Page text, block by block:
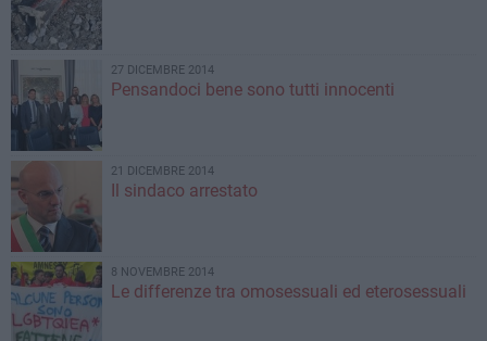
27 DICEMBRE 2014
Pensandoci bene sono tutti innocenti
21 DICEMBRE 2014
Il sindaco arrestato
8 NOVEMBRE 2014
Le differenze tra omosessuali ed eterosessuali